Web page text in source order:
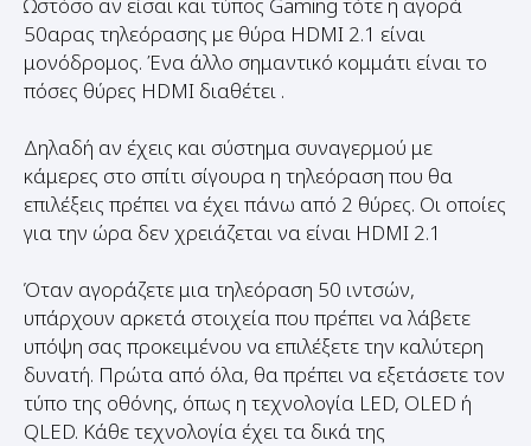
μονόδρομος. Ένα άλλο σημαντικό κομμάτι είναι το
πόσες θύρες HDMI διαθέτει .
Δηλαδή αν έχεις και σύστημα συναγερμού με
επιλέξεις πρέπει να έχει πάνω από 2 θύρες. Οι οποίες
για την ώρα δεν χρειάζεται να είναι HDMI 2.1
Όταν αγοράζετε μια τηλεόραση 50 ιντσών,
υπόψη σας προκειμένου να επιλέξετε την καλύτερη
δυνατή. Πρώτα από όλα, θα πρέπει να εξετάσετε τον
τύπο της οθόνης, όπως η τεχνολογία LED, OLED ή
QLED. Κάθε τεχνολογία έχει τα δικά της
πλεονεκτήματα και μειονεκτήματα, επομένως, πρέπει